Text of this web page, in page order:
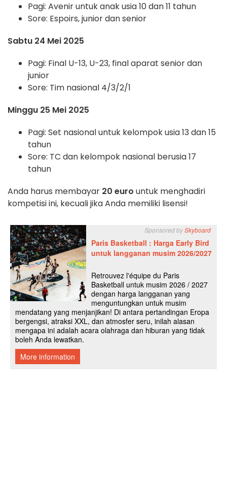
Pagi: Avenir untuk anak usia 10 dan 11 tahun
Sore: Espoirs, junior dan senior
Sabtu 24 Mei 2025
Pagi: Final U-13, U-23, final aparat senior dan
junior
Sore: Tim nasional 4/3/2/1
Minggu 25 Mei 2025
Pagi: Set nasional untuk kelompok usia 13 dan 15
tahun
Sore: TC dan kelompok nasional berusia 17
tahun
Anda harus membayar 20 euro untuk menghadiri
kompetisi ini, kecuali jika Anda memiliki lisensi!